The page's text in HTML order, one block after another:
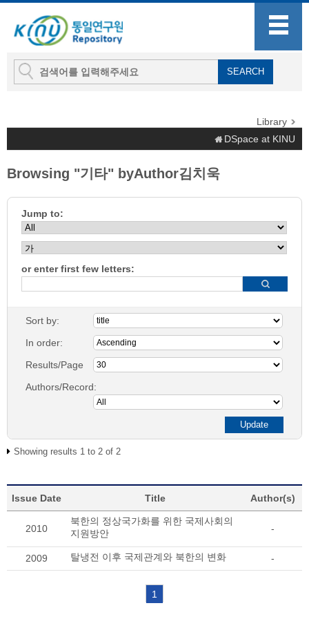
Library
DSpace at KINU
Browsing "기타" byAuthor김치욱
Jump to:
or enter first few letters:
Sort by:
In order:
Results/Page
Authors/Record:
Showing results 1 to 2 of 2
Issue Date Title Author(s)
2010
북한의 정상국가화를 위한 국제사회의
지원방안
-
2009 탈냉전 이후 국제관계와 북한의 변화 -
1